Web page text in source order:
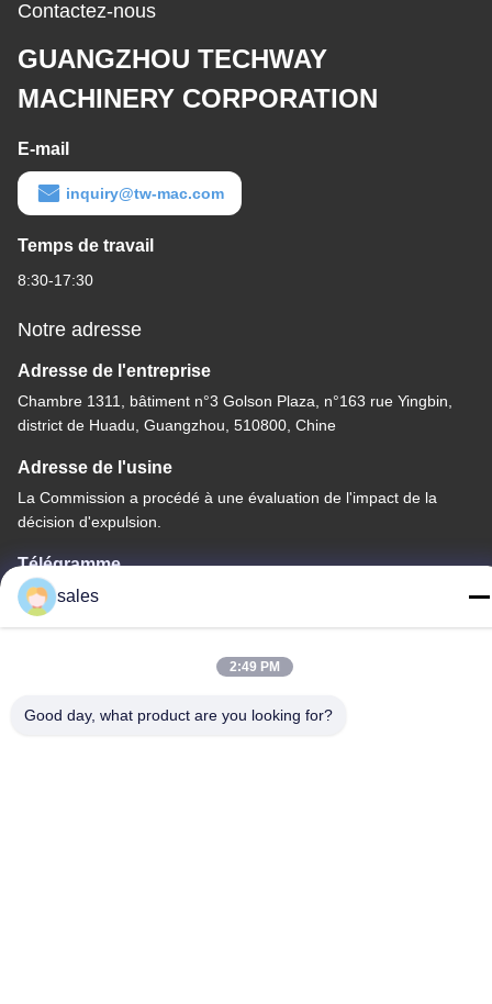
Contactez-nous
GUANGZHOU TECHWAY
MACHINERY CORPORATION
E-mail
inquiry@tw-mac.com
Temps de travail
8:30-17:30
Notre adresse
Adresse de l'entreprise
Chambre 1311, bâtiment n°3 Golson Plaza, n°163 rue Yingbin,
district de Huadu, Guangzhou, 510800, Chine
Adresse de l'usine
La Commission a procédé à une évaluation de l'impact de la
décision d'expulsion.
Télégramme
86-20-36969420
Chine Bonne qualité Levé sur le chantier Fournisseur. Copyright
sales
2:49 PM
Good day, what product are you looking for?